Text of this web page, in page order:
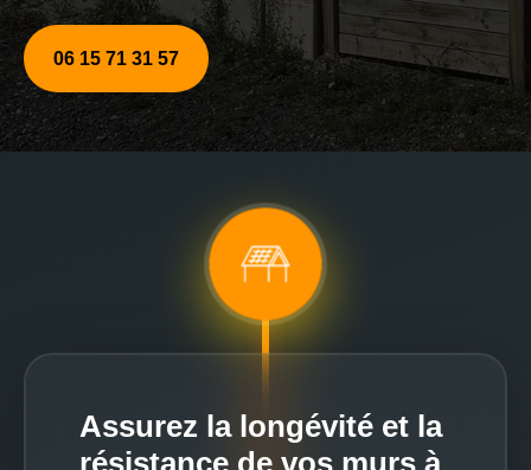
06 15 71 31 57
Assurez la longévité et la
résistance de vos murs à